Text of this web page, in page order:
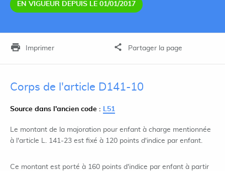
EN VIGUEUR DEPUIS LE 01/01/2017
Imprimer Partager la page
Corps de l'article D141-10
Source dans l'ancien code : L51
Le montant de la majoration pour enfant à charge mentionnée
à l'article L. 141-23 est fixé à 120 points d'indice par enfant.
Ce montant est porté à 160 points d'indice par enfant à partir